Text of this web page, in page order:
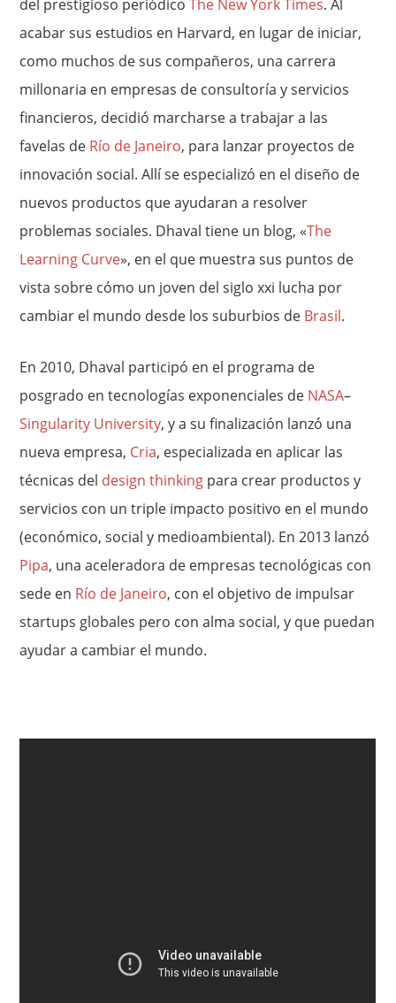
del prestigioso periódicoThe New York Times. Al
acabar sus estudios en Harvard, en lugar de iniciar,
como muchos de sus compañeros, una carrera
millonaria en empresas de consultoría y servicios
financieros, decidió marcharse a trabajar a las
favelas de Río de Janeiro, para lanzar proyectos de
innovación social. Allí se especializó en el diseño de
nuevos productos que ayudaran a resolver
problemas sociales. Dhaval tiene un blog, «The
Learning Curve», en el que muestra sus puntos de
vista sobre cómo un joven del siglo xxi lucha por
cambiar el mundo desde los suburbios de Brasil.
En 2010, Dhaval participó en el programa de
posgrado en tecnologías exponenciales de NASA–
Singularity University, y a su finalización lanzó una
nueva empresa, Cria, especializada en aplicar las
técnicas del design thinking para crear productos y
servicios con un triple impacto positivo en el mundo
(económico, social y medioambiental). En 2013 lanzó
Pipa, una aceleradora de empresas tecnológicas con
sede en Río de Janeiro, con el objetivo de impulsar
startups globales pero con alma social, y que puedan
ayudar a cambiar el mundo.